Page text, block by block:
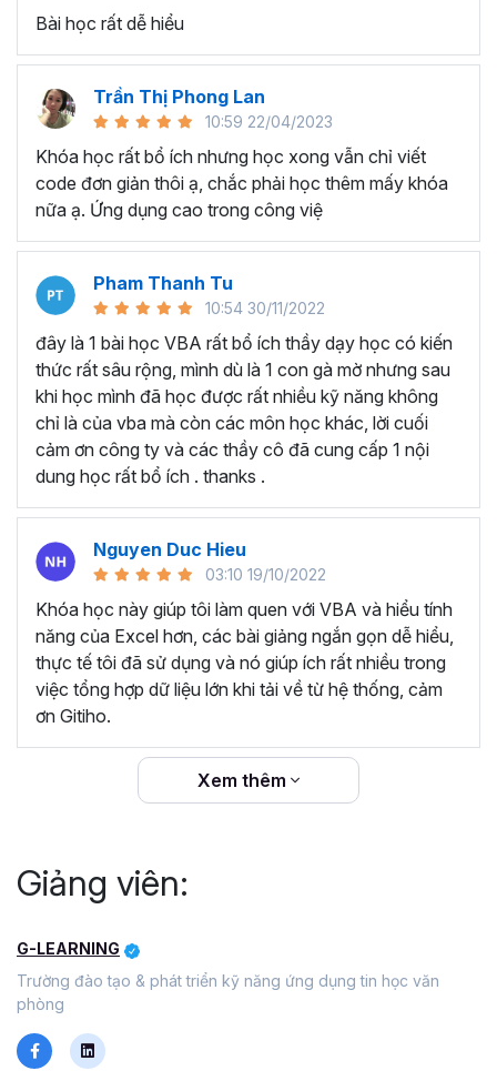
Tích hợp VBA vào các dự án và giải quyết các vấn
đề thực tế trong lĩnh vực tài chính, quản lý dữ liệu, và
nhiều lĩnh vực khác.
Tại sao nên học VBA tại
Gitiho?
Điều gì tạo nên sự khác biệt để
khóa học lập trình VBA
trong Excelcủa Gitiho là chương trìnhđào tạo VBA
onlinecó nhiều học viên theo học nhất:
Chương trình đào tạo VBA Excel chi tiết, đầy đủ với
hơn 130 bài giảng và 14+ giờ học.
Dự án + bài tập thực hành chi tiết, đi theo từng
chương/phần, giúp người học luôn được thực hành
sau khi học.
Ebook, Add-in kèm theo để người học hiểu được
tiềm năng vô hạn của VBA.
Giảng viên hướng dẫn, giải thích từng code chi tiết -
lập trình VBA Excel.
Video chất lượng, luôn cập nhật giao diện, kiến thức
mới.
Câu hỏi thường gặp về khóa
học Tuyệt đỉnh VBA
VBA là gì?
VBA là viết tắt của "Visual Basic for Applications". Đây là
như Excel, Word, Access và Powerpoint. Bằng việc sử
dụng tính năng Macro trong VBA bạn có thể dễ dàng tự
dụng Office hay thực hiện các tính năng phức tạp mà các
tính năng mặc định của Office không có. Nhờ đó giúp bạn
tiết kiệm tối đa thời gian và gia tăng hiệu suất làm việc.
Tại sao nên học VBA trong giai
Bài học rất dễ hiểu
Trần Thị Phong Lan
10:59 22/04/2023
Khóa học rất bổ ích nhưng học xong vẫn chỉ viết
code đơn giản thôi ạ, chắc phải học thêm mấy khóa
nữa ạ. Ứng dụng cao trong công việ
Pham Thanh Tu
10:54 30/11/2022
đây là 1 bài học VBA rất bổ ích thầy dạy học có kiến
thức rất sâu rộng, mình dù là 1 con gà mờ nhưng sau
khi học mình đã học được rất nhiều kỹ năng không
chỉ là của vba mà còn các môn học khác, lời cuối
cảm ơn công ty và các thầy cô đã cung cấp 1 nội
dung học rất bổ ích . thanks .
Nguyen Duc Hieu
03:10 19/10/2022
Khóa học này giúp tôi làm quen với VBA và hiểu tính
năng của Excel hơn, các bài giảng ngắn gọn dễ hiểu,
thực tế tôi đã sử dụng và nó giúp ích rất nhiều trong
việc tổng hợp dữ liệu lớn khi tải về từ hệ thống, cảm
ơn Gitiho.
Xem thêm
Giảng viên:
G-LEARNING
Trường đào tạo & phát triển kỹ năng ứng dụng tin học văn
phòng